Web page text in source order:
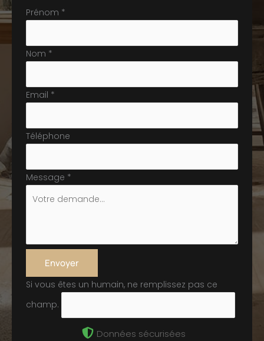
Formulaire
téléphone
Prénom *
Nom *
Email *
Téléphone
Message *
Envoyer
Si vous êtes un humain, ne remplissez pas ce
champ.
Données sécurisées